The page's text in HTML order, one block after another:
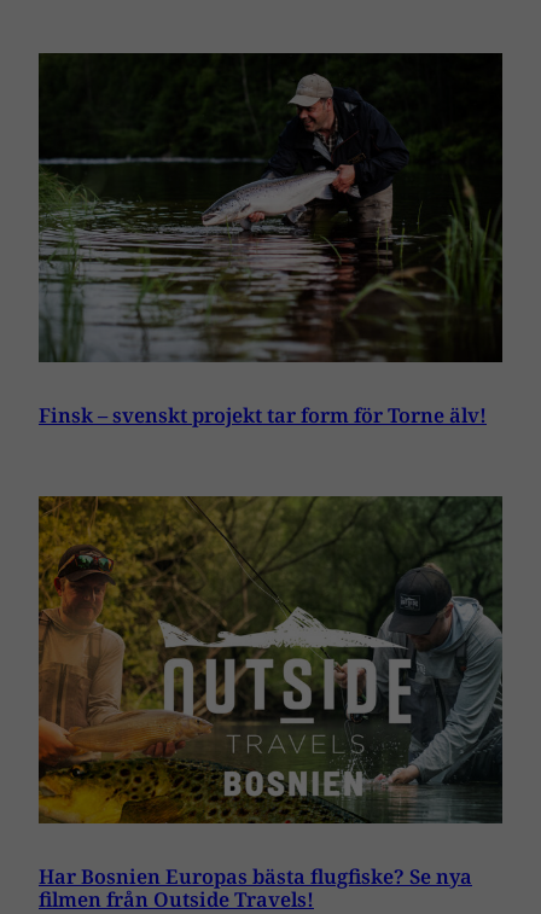
Finsk – svenskt projekt tar form för Torne älv!
Har Bosnien Europas bästa flugfiske? Se nya
filmen från Outside Travels!